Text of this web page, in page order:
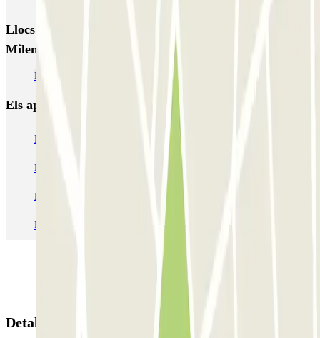
Llocs i esdeveniments interessants a prop de Plaza del
Milenio
Pàrquings a l'Aeroport de Valladolid (VLL)
Els aparcaments més reservats
Pàrquing a Barcelona
Pàrquing a Aeroport de Barcelona-El Prat (BCN)
Pàrquing T1 AENA Aeropuerto Barcelona-El Prat
Pàrquing a Madrid Pàrquing a Venecia
Detalls de la reserva